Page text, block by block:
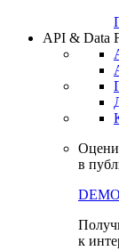
API & Data
в
DEMO
к